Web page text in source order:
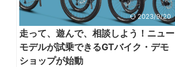
2023/9/20
走って、遊んで、相談しよう！ニュー
モデルが試乗できるGTバイク・デモ
ショップが始動